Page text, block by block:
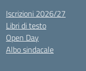
Iscrizioni 2026/27
Libri di testo
Open Day
Albo sindacale